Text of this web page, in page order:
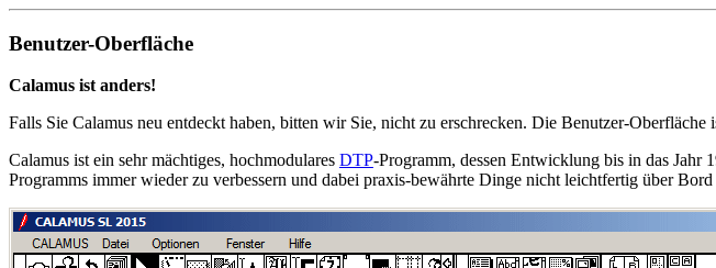
Benutzer-Oberfläche
Calamus ist anders!
Falls Sie Calamus neu entdeckt haben, bitten wir Sie, nicht zu erschrecken. Die Benutzer-Oberfläche
Calamus ist ein sehr mächtiges, hochmodulares DTP-Programm, dessen Entwicklung bis in das Jahr
Programms immer wieder zu verbessern und dabei praxis-bewährte Dinge nicht leichtfertig über